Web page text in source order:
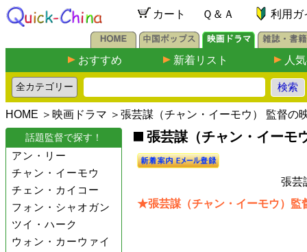
カート Ｑ＆Ａ 利用ガ
おすすめ 新着リスト 人
HOME ＞ 映画ドラマ ＞張芸謀（チャン・イーモウ） 監督の
話題監督で探す！
アン・リー
チャン・イーモウ
チェン・カイコー
フォン・シャオガン
ツイ・ハーク
ウォン・カーウァイ
張芸謀（チャン・イーモ
張芸
★張芸謀（チャン・イーモウ）監